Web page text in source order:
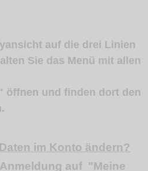
auf die drei Linien
Sie das Menü mit allen
öffnen und finden dort den
im Konto ändern?
auf "Meine